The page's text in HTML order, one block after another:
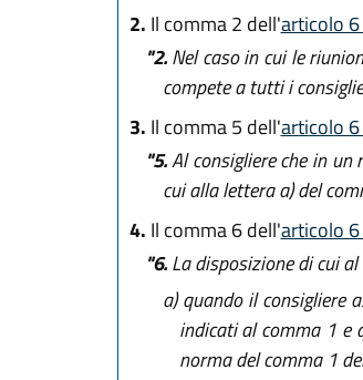
2. Il comma 2 dell'articolo
"2.Nel caso in cui le
compete a tutti i
3. Il comma 5 dell'articolo
"5.Al consigliere che in un
cui alla lettera a) del
4. Il comma 6 dell'articolo
"6.La disposizione di cui
a)quando il consigliere
indicati al comma 1 e
norma del comma 1